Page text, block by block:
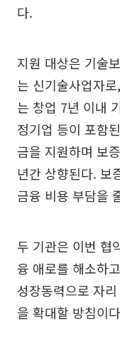
다.
지원 대상은 기술
는 신기술사업자
는 창업 7년 이내
정기업 등이 포함
금을 지원하며 보
년간 상향된다. 보
금융 비용 부담을
두 기관은 이번 협
융 애로를 해소하
성장동력으로 자
을 확대할 방침이